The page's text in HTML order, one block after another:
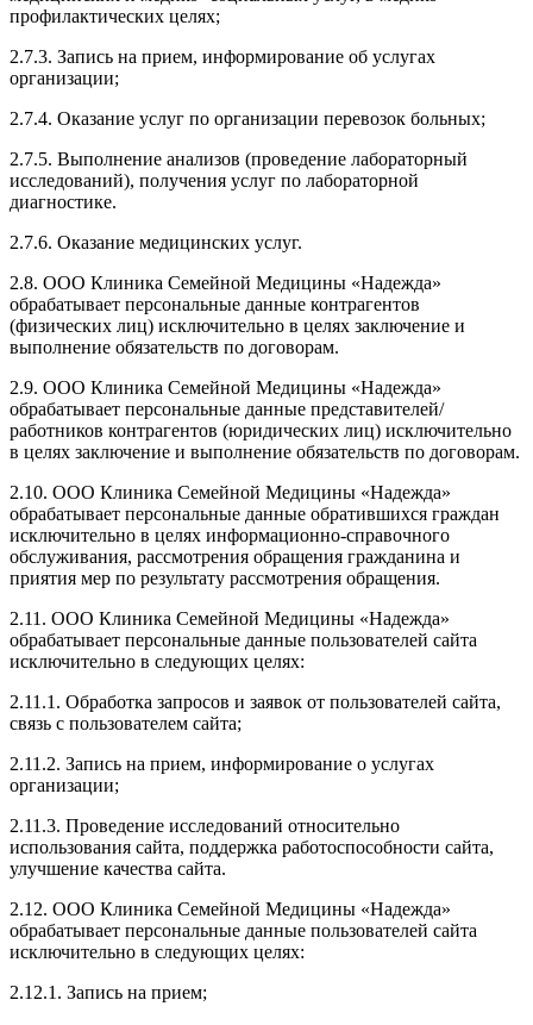
профилактических целях;
2.7.3. Запись на прием, информирование об услугах
организации;
2.7.4. Оказание услуг по организации перевозок больных;
2.7.5. Выполнение анализов (проведение лабораторный
исследований), получения услуг по лабораторной
диагностике.
2.7.6. Оказание медицинских услуг.
2.8. ООО Клиника Семейной Медицины «Надежда»
обрабатывает персональные данные контрагентов
(физических лиц) исключительно в целях заключение и
выполнение обязательств по договорам.
2.9. ООО Клиника Семейной Медицины «Надежда»
обрабатывает персональные данные представителей/
работников контрагентов (юридических лиц) исключительно
в целях заключение и выполнение обязательств по договорам.
2.10. ООО Клиника Семейной Медицины «Надежда»
обрабатывает персональные данные обратившихся граждан
исключительно в целях информационно-справочного
обслуживания, рассмотрения обращения гражданина и
приятия мер по результату рассмотрения обращения.
2.11. ООО Клиника Семейной Медицины «Надежда»
обрабатывает персональные данные пользователей сайта
исключительно в следующих целях:
2.11.1. Обработка запросов и заявок от пользователей сайта,
связь с пользователем сайта;
2.11.2. Запись на прием, информирование о услугах
организации;
2.11.3. Проведение исследований относительно
использования сайта, поддержка работоспособности сайта,
улучшение качества сайта.
2.12. ООО Клиника Семейной Медицины «Надежда»
обрабатывает персональные данные пользователей сайта
исключительно в следующих целях:
2.12.1. Запись на прием;